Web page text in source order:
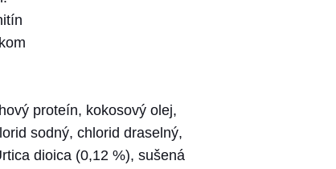
proteín, kokosový olej,
sodný, chlorid draselný,
dioica (0,12 %), sušená